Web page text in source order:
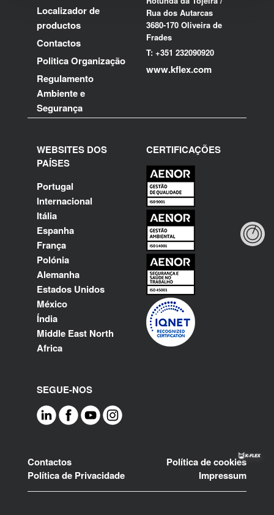
Localizador de
productos
Contactos
Politica Organização
Regulamento
Ambiente e
Segurança
Rua dos Autarcas
3680-170 Oliveira de
Frades
T: +351 232090920
www.kflex.com
WEBSITES DOS
PAÍSES
Portugal
Internacional
Itália
Espanha
França
Polónia
Alemanha
Estados Unidos
México
Índia
Middle East North
Africa
CERTIFICAÇÕES
SEGUE-NOS
Footer
Contactos
Política de cookies
Política de Privacidade
Impressum